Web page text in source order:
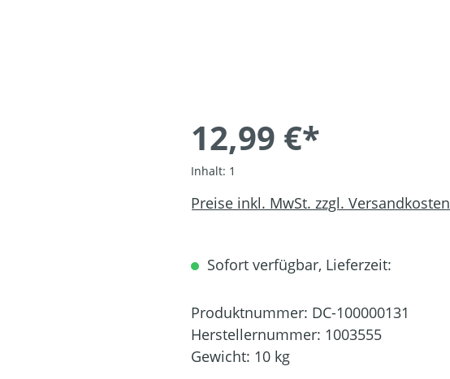
12,99 €*
Inhalt: 1
Preise inkl. MwSt. zzgl. Versandkosten
Sofort verfügbar, Lieferzeit:
Produktnummer: DC-100000131
Herstellernummer: 1003555
Gewicht: 10 kg